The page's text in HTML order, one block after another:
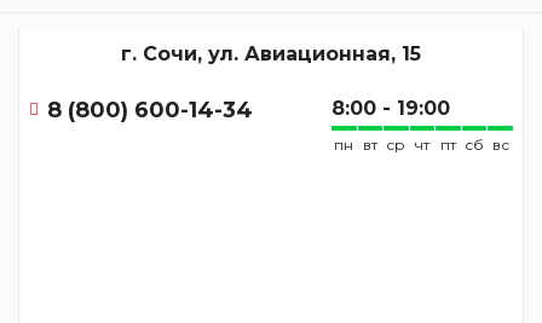
г. Сочи, ул. Авиационная, 15
8 (800) 600-14-34 8:00 - 19:00
пн вт ср чт пт сб вс